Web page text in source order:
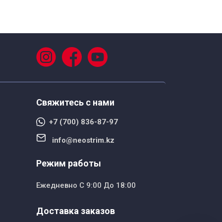
Свяжитесь с нами
+7 (700) 836-87-97
info@neostrim.kz
Режим работы
Ежедневно С 9:00 До 18:00
Доставка заказов